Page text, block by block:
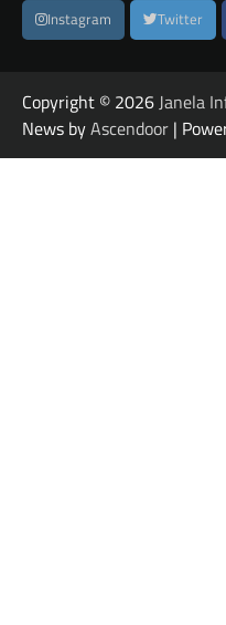
Instagram Twitter
Copyright © 2026Janela
News byAscendoor |